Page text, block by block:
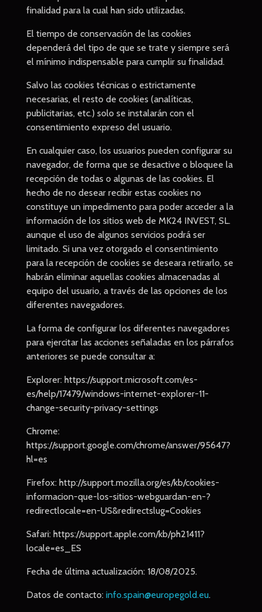
finalidad para la cual han sido utilizadas.
El tiempo de conservación de las cookies
dependerá del tipo de que se trate y siempre será
el mínimo indispensable para cumplir su finalidad.
Salvo las cookies técnicas o estrictamente
necesarias, el resto de cookies (analíticas,
publicitarias, etc.) solo se instalarán con el
consentimiento expreso del usuario.
En cualquier caso, los usuarios pueden configurar su
navegador, de forma que se desactive o bloquee la
recepción de todas o algunas de las cookies. El
hecho de no desear recibir estas cookies no
constituye un impedimento para poder acceder a la
información de los sitios web de MK24 INVEST, SL.
aunque el uso de algunos servicios podrá ser
limitado. Si una vez otorgado el consentimiento
para la recepción de cookies se deseara retirarlo, se
habrán eliminar aquellas cookies almacenadas al
equipo del usuario, a través de las opciones de los
diferentes navegadores.
La forma de configurar los diferentes navegadores
para ejercitar las acciones señaladas en los párrafos
anteriores se puede consultar a:
Explorer: https://support.microsoft.com/es-
es/help/17479/windows-internet-explorer-11-
change-security-privacy-settings
Chrome:
https://support.google.com/chrome/answer/95647?
hl=es
Firefox: http://support.mozilla.org/es/kb/cookies-
informacion-que-los-sitios-webguardan-en-?
redirectlocale=en-US&redirectslug=Cookies
Safari: https://support.apple.com/kb/ph21411?
locale=es_ES
Fecha de última actualización: 18/08/2025.
Datos de contacto: info.spain@europegold.eu.